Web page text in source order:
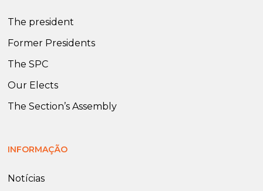
The president
Former Presidents
The SPC
Our Elects
The Section’s Assembly
INFORMAÇÃO
Notícias